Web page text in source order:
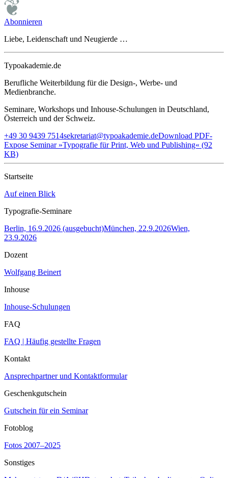
Abonnieren
Liebe, Leidenschaft und Neugierde …
Typoakademie.de
Berufliche Weiterbildung für die Design-, Werbe- und
Medienbranche.
Seminare, Workshops und Inhouse-Schulungen in Deutschland,
Österreich und der Schweiz.
+49 30 9439 7514sekretariat@typoakademie.deDownload PDF-
Expose Seminar »Typografie für Print, Web und Publishing« (92
KB)
Startseite
Auf einen Blick
Typografie-Seminare
Berlin, 16.9.2026 (ausgebucht)München, 22.9.2026Wien,
23.9.2026
Dozent
Wolfgang Beinert
Inhouse
Inhouse-Schulungen
FAQ
FAQ | Häufig gestellte Fragen
Kontakt
Ansprechpartner und Kontaktformular
Geschenkgutschein
Gutschein für ein Seminar
Fotoblog
Fotos 2007–2025
Sonstiges